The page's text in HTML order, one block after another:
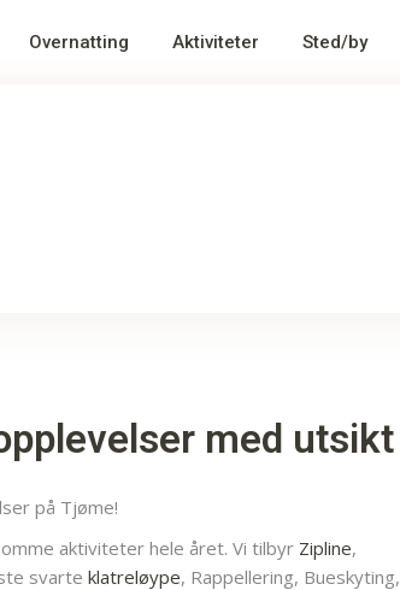
Overnatting Aktiviteter Sted/by
med utsikt
på Tjøme!
aktiviteter hele året. Vi tilbyr Zipline,
svarteklatreløype, Rappellering, Bueskyting,